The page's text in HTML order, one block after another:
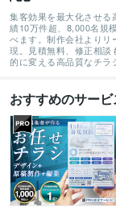
集客効果を最大化させる
績10万件超、8,000名規
べます。制作会社よりリ
現。見積無料、修正相談
的に変える高品質なチラ
おすすめのサービ